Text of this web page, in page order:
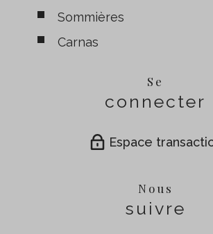
Sommières
Carnas
Se
connecter
Espace
Nous
suivre